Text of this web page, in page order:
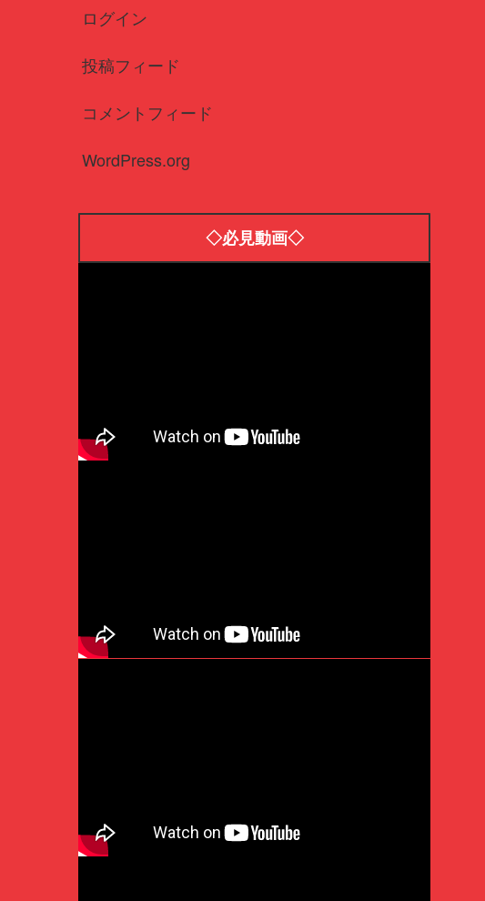
ログイン
投稿フィード
コメントフィード
WordPress.org
◇必見動画◇